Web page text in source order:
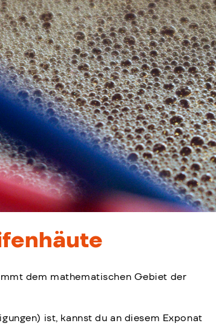
dem mathematischen Gebiet der
ist, kannst du an diesem Exponat